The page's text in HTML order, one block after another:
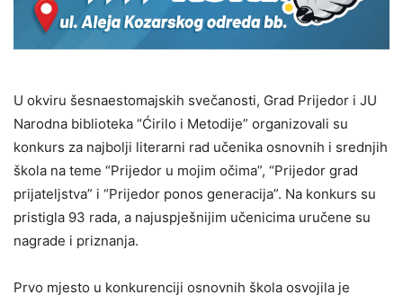
U okviru šesnaestomajskih svečanosti, Grad Prijedor i JU
Narodna biblioteka “Ćirilo i Metodije” organizovali su
konkurs za najbolji literarni rad učenika osnovnih i srednjih
škola na teme “Prijedor u mojim očima”, “Prijedor grad
prijateljstva” i “Prijedor ponos generacija”. Na konkurs su
pristigla 93 rada, a najuspješnijim učenicima uručene su
nagrade i priznanja.
Prvo mjesto u konkurenciji osnovnih škola osvojila je